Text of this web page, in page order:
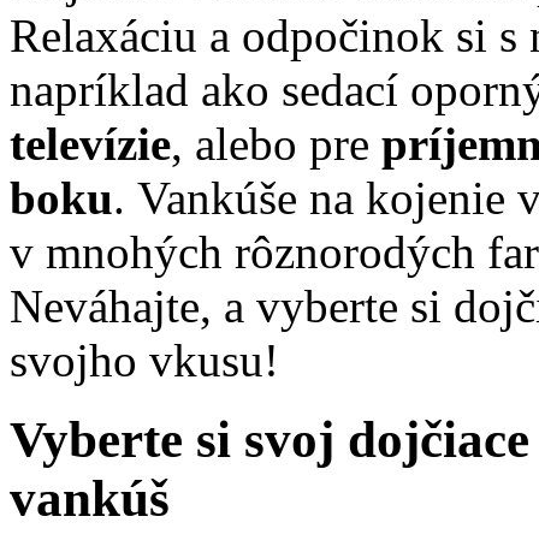
Relaxáciu a odpočinok si
napríklad ako sedací
televízie, alebo pre
boku. Vankúše na kojenie
v mnohých rôznorodých
Neváhajte, a vyberte si
svojho vkusu!
Vyberte si svoj
vankúš